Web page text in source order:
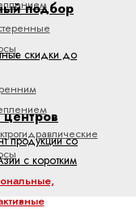
подбор
скидки до
центров
продукции со
с коротким